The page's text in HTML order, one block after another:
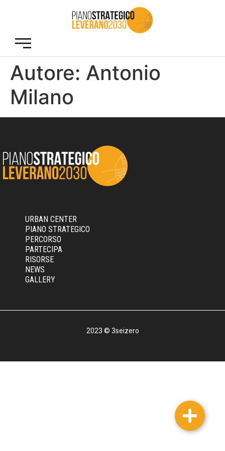
Autore: Antonio
Milano
URBAN CENTER
PIANO STRATEGICO
PERCORSO
PARTECIPA
RISORSE
NEWS
GALLERY
2023 © 3seizero